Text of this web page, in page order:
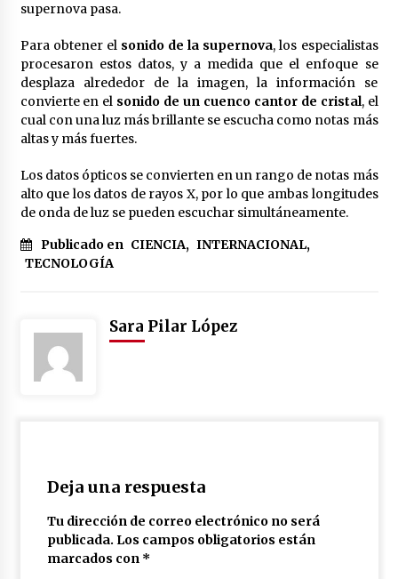
supernova pasa.
Para obtener elsonido de la supernova, los especialistas
procesaron estos datos, y a medida que el enfoque se
desplaza alrededor de la imagen, la información se
convierte en el sonido de un cuenco cantor de cristal, el
cual con una luz más brillante se escucha como notas más
altas y más fuertes.
Los datos ópticos se convierten en un rango de notas más
alto que los datos de rayos X, por lo que ambas longitudes
de onda de luz se pueden escuchar simultáneamente.
Publicado en CIENCIA, INTERNACIONAL,
TECNOLOGÍA
Sara Pilar López
Deja una respuesta
Tu dirección de correo electrónico no será
publicada. Los campos obligatorios están
marcados con *